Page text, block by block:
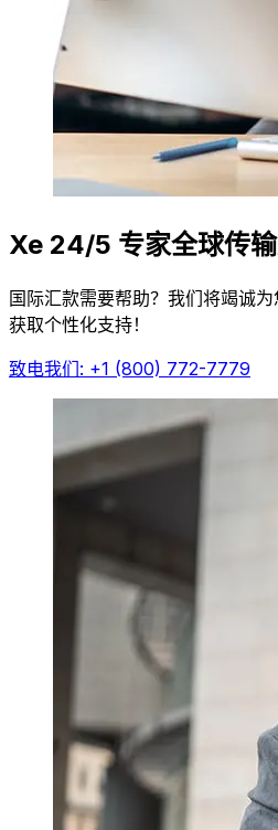
Xe 24/5 专家全球传
国际汇款需要帮助？我们将竭诚
获取个性化支持！
致电我们: +1 (800) 772-7779